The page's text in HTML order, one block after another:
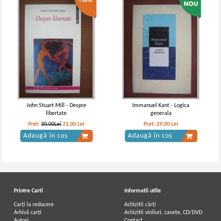
John Stuart Mill - Despre
libertate
Pret:30,00Lei 21,00 Lei
Adaugă în coș
Immanuel Kant - Logica
generala
Pret:29,00 Lei
Adaugă în coș
Printre Carti
Carți la reducere
Arhivă carți
Informatii utile
Achizitii cărți
Achizitii viniluri, casete, CD/DVD